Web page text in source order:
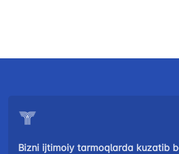
Bizni ijtimoiy tarmoqlarda kuzatib